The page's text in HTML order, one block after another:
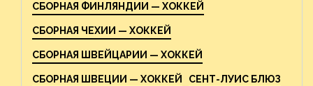
СБОРНАЯ ФИНЛЯНДИИ — ХОККЕЙ
СБОРНАЯ ЧЕХИИ — ХОККЕЙ
СБОРНАЯ ШВЕЙЦАРИИ — ХОККЕЙ
СБОРНАЯ ШВЕЦИИ — ХОККЕЙ СЕНТ-ЛУИС БЛЮЗ